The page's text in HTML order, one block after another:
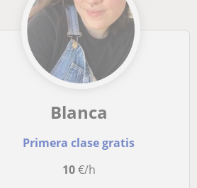
Blanca
Primera clase gratis
10€/h